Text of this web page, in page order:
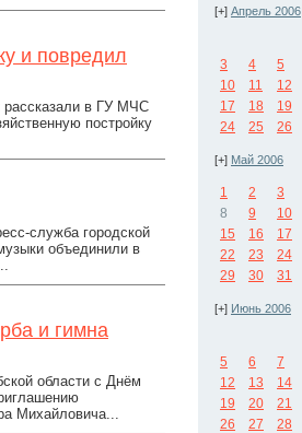
и повредил
рассказали в ГУ МЧС
постройку
служба городской
объединили в
и гимна
области с Днём
Михайловича...
[+] Апрель 2006
3
4 5
10
11 12
17
18 19
24
25 26
[+] Май 2006
1 2 3
8
9 10
15
16 17
22
23 24
29
30 31
[+] Июнь 2006
5
6 7
12
13 14
19
20 21
26
27 28